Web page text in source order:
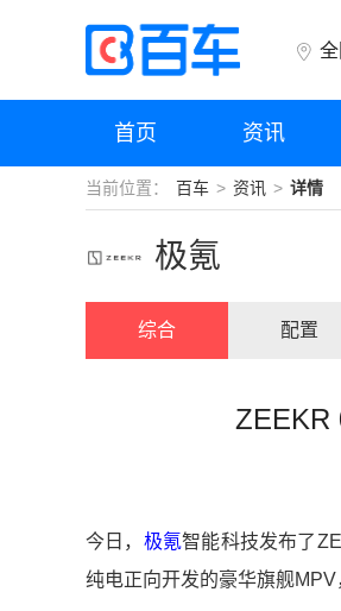
全
首页 资讯
当前位置： 百车 资讯 详情
极氪
综合 配置
ZEEKR
今日， 极氪智能科技发布了
纯电正向开发的豪华旗舰